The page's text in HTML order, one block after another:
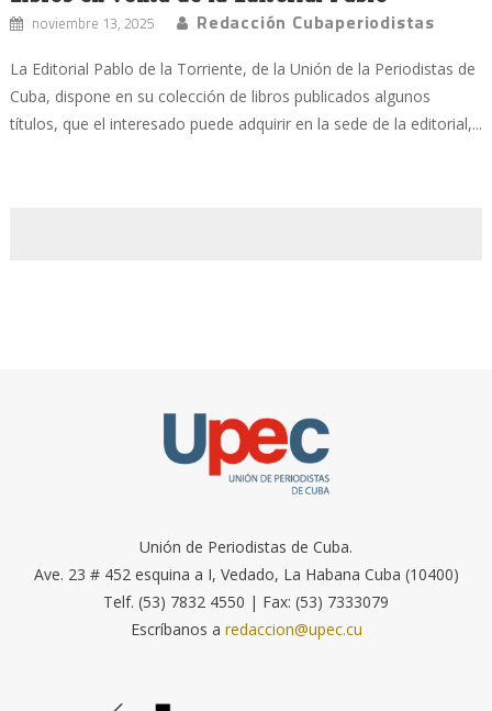
noviembre 13, 2025 Redacción Cubaperiodistas
La Editorial Pablo de la Torriente, de la Unión de la Periodistas de
Cuba, dispone en su colección de libros publicados algunos
títulos, que el interesado puede adquirir en la sede de la editorial,...
Unión de Periodistas de Cuba.
Ave. 23 # 452 esquina a I, Vedado, La Habana Cuba (10400)
Telf. (53) 7832 4550 | Fax: (53) 7333079
Escríbanos a redaccion@upec.cu